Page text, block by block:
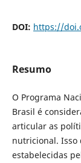
DOI: https://
Resumo
O Programa
Brasil é
articular as
nutricional. Isso
estabelecidas